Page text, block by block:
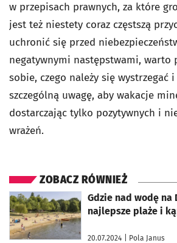
w przepisach prawnych, za które
jest też niestety coraz częstszą
uchronić się przed
negatywnymi następstwami, warto
sobie, czego należy się wystrzegać
szczególną uwagę, aby wakacje
dostarczając tylko pozytywnych i
wrażeń.
ZOBACZ RÓWNIEŻ
Gdzie nad wodę na
najlepsze plaże i
20.07.2024 | Pola Janus
otworzy się w nowej karcie